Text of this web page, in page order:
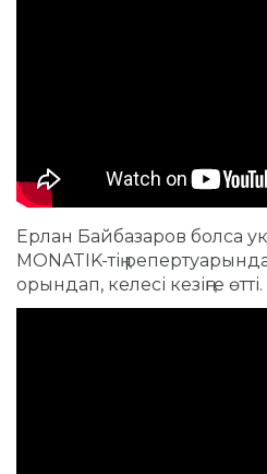
Ерлан Байбазаров болса
MONATIK-тің
орындап, келесі кезіңге өтті.